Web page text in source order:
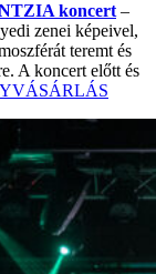
koncert–
zenei képeivel,
teremt és
A koncert előtt és